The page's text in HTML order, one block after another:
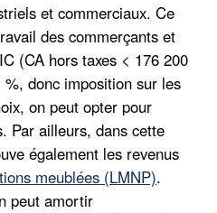
et commerciaux. Ce
des commerçants et
(CA hors taxes < 176 200
donc imposition sur les
on peut opter pour
Par ailleurs, dans cette
également les revenus
meublées (LMNP).
peut amortir